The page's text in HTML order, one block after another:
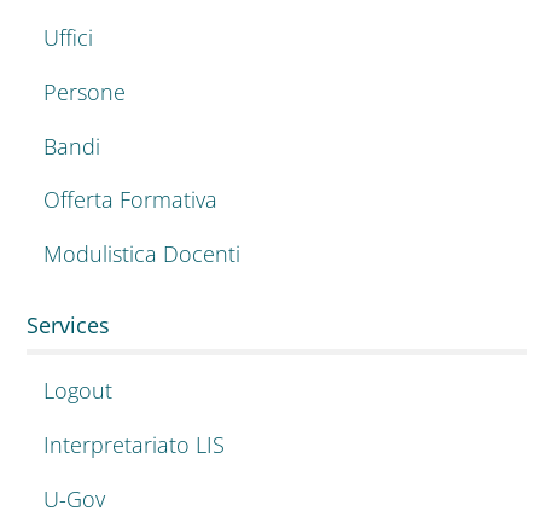
Uffici
Persone
Bandi
Offerta Formativa
Modulistica Docenti
Services
Logout
Interpretariato LIS
U-Gov